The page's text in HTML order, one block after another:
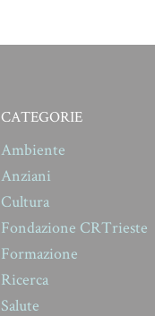
CATEGORIE
Ambiente
Anziani
Cultura
Fondazione CRTrieste
Formazione
Ricerca
Salute